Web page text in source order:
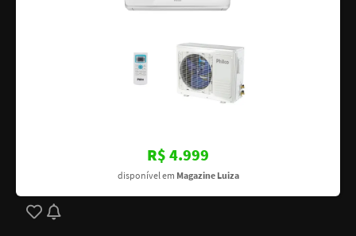
R$ 4.999
disponível em Magazine Luiza